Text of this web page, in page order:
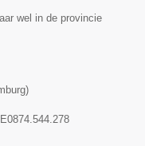
wel in de provincie
)